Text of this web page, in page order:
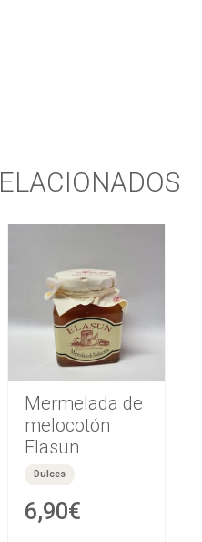
Mermelada de
melocotón
Elasun
Dulces
6,90€